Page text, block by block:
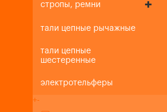
стропы, ремни
тали цепные рычажные
тали цепные
шестеренные
электротельферы
+-